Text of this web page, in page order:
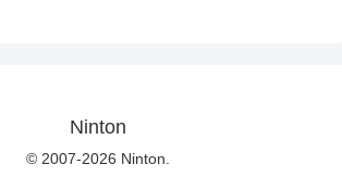
Ninton
© 2007-2026 Ninton.